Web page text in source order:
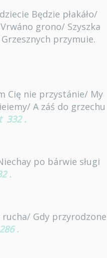
Będzie płakáło/
grono/ Szyszka
przymuie.
Cię nie przystánie/ My
A záś do grzechu
332 .
po bárwie sługi
.
rucha/ Gdy przyrodzone
286 .